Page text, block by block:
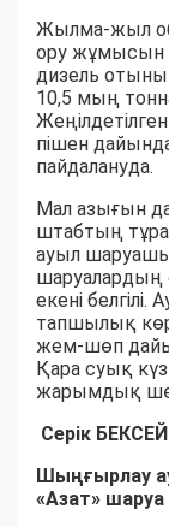
Жылма-жыл
ору жұмысын
дизель отыны
10,5 мың
пішен
пайдалануда.
Мал азығын
штабтың
ауыл
шаруалардың
екені
тапшылық
жем-шөп
Қара суық
жарымдық
Серік
Шыңғырлау
«Азат»